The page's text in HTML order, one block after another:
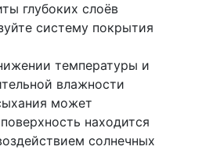
глубоких слоёв
систему покрытия
температуры и
влажности
может
находится
солнечных